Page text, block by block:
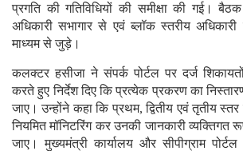
प्रगति की गतिविधियों की समीक्षा की गई।
अधिकारी सभागार से एवं ब्लॉक स्तरीय अधिकारी
माध्यम से जुड़े।
कलक्टर हसीजा ने संपर्क पोर्टल पर दर्ज शिकायतों
करते हुए निर्देश दिए कि प्रत्येक प्रकरण का
जाए। उन्होंने कहा कि प्रथम, द्वितीय एवं तृतीय
नियमित मॉनिटरिंग कर उनकी जानकारी व्यक्तिगत
जाए। मुख्यमंत्री कार्यालय और सीपीग्राम